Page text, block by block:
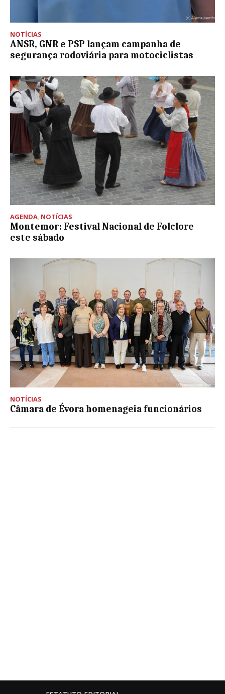
NOTÍCIAS
ANSR, GNR e PSP lançam campanha de
segurança rodoviária para motociclistas
AGENDA, NOTÍCIAS
Montemor: Festival Nacional de Folclore
este sábado
NOTÍCIAS
Câmara de Évora homenageia funcionários